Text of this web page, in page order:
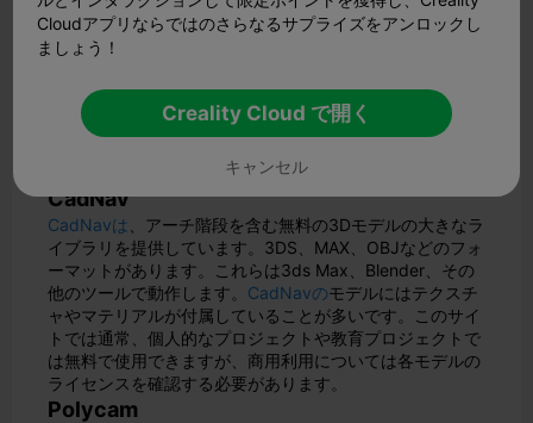
Free3D
Free3Dは 、アーチ階段の3Dモデルを3DS、OBJ、MAXな
どのフォーマットで無料で入手できるシンプルなサイトで
プログラムで使用できます。Free3Dでは 、ファイルの種
類で簡単に検索できます。ほとんどのモデルは個人利用は
CadNav
CadNavは
、アーチ階段を含む無料の3Dモデルの大きなラ
イブラリを提供しています。3DS、MAX、OBJなどのフォ
ーマットがあります。これらは3ds Max、Blender、その
他のツールで動作します。 CadNavのモデルにはテクスチ
ャやマテリアルが付属していることが多いです。このサイ
トでは通常、個人的なプロジェクトや教育プロジェクトで
は無料で使用できますが、商用利用については各モデルの
ライセンスを確認する必要があります。
Polycam
Cloudアプリならではのさらなるサプライズをアンロックし
ましょう！
Creality Cloud で開く
キャンセル